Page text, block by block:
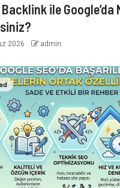
ile Google’da
2026 admin